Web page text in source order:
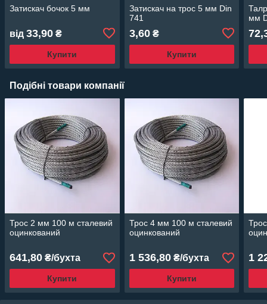
Затискач бочок 5 мм
від 33,90 ₴
Купити
Затискач на трос 5 мм Din
741
3,60₴
Купити
мм
Подібні товари компанії
Трос 2 мм 100 м сталевий
оцинкований
641,80 ₴/бухта
Купити
Трос 4 мм 100 м сталевий
оцинкований
1 536,80₴/бухта
Купити
1